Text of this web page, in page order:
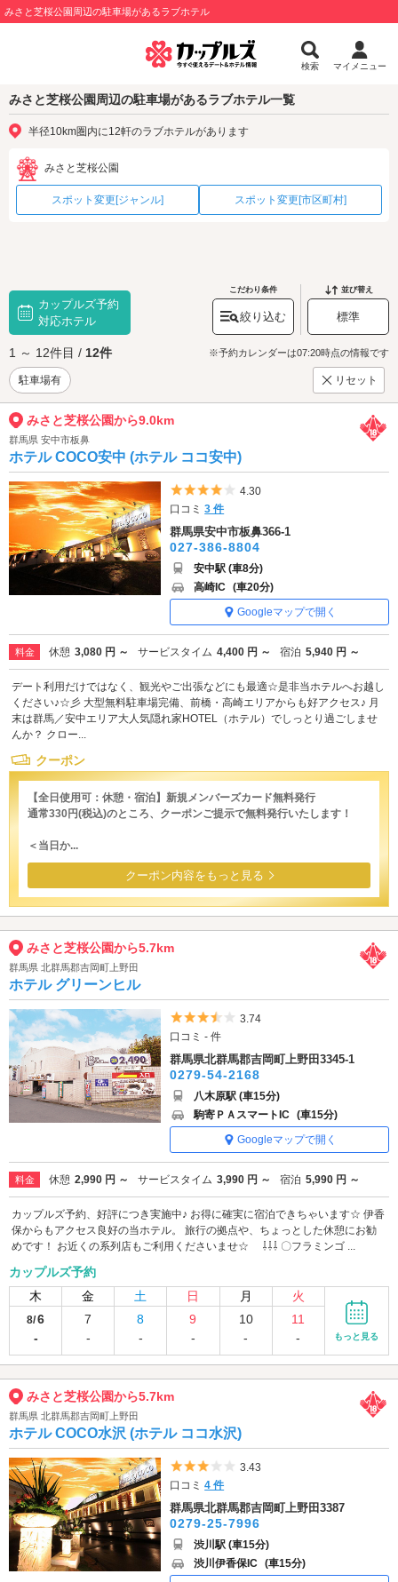
みさと芝桜公園周辺の駐車場があるラブホテル
検索 マイメニュー
みさと芝桜公園周辺の駐車場があるラブホテル一覧
半径10km圏内に12軒のラブホテルがあります
みさと芝桜公園
スポット変更[ジャンル] スポット変更[市区町村]
カップルズ予約
対応ホテル
こだわり条件
絞り込む
並び替え
標準
1 ～ 12件目 / 12件 ※予約カレンダーは07:20時点の情報です
駐車場有 リセット
みさと芝桜公園から9.0km
群馬県 安中市板鼻
ホテル COCO安中 (ホテル ココ安中)
5つ星のうち4
4.30
口コミ3 件
群馬県安中市板鼻366-1
027-386-8804
安中駅 (車8分)
高崎IC (車20分)
Googleマップで開く
料金 休憩 3,080 円 ～ サービスタイム 4,400 円 ～ 宿泊 5,940 円 ～
デート利用だけではなく、観光やご出張などにも最適☆是非当ホテルへお越し
ください♪☆彡 大型無料駐車場完備、前橋・高崎エリアからも好アクセス♪ 月
末は群馬／安中エリア大人気隠れ家HOTEL（ホテル）でしっとり過ごしませ
んか？ クロー...
クーポン
【全日使用可：休憩・宿泊】新規メンバーズカード無料発行
通常330円(税込)のところ、クーポンご提示で無料発行いたします！
＜当日か...
クーポン内容をもっと見る
みさと芝桜公園から5.7km
群馬県 北群馬郡吉岡町上野田
ホテル グリーンヒル
5つ星のうち3.5
3.74
口コミ - 件
群馬県北群馬郡吉岡町上野田3345-1
0279-54-2168
八木原駅 (車15分)
駒寄ＰＡスマートIC (車15分)
Googleマップで開く
料金 休憩 2,990 円 ～ サービスタイム 3,990 円 ～ 宿泊 5,990 円 ～
カップルズ予約、好評につき実施中♪ お得に確実に宿泊できちゃいます☆ 伊香
保からもアクセス良好の当ホテル。 旅行の拠点や、ちょっとした休憩にお勧
めです！ お近くの系列店もご利用くださいませ☆ ⇩⇩⇩ 〇フラミンゴ ...
カップルズ予約
木
金 土 日 月 火
8/6
-
7
-
8
-
9
-
10
-
11
-
もっと見る
みさと芝桜公園から5.7km
群馬県 北群馬郡吉岡町上野田
ホテル COCO水沢 (ホテル ココ水沢)
5つ星のうち3
3.43
口コミ4 件
群馬県北群馬郡吉岡町上野田3387
0279-25-7996
渋川駅 (車15分)
渋川伊香保IC (車15分)